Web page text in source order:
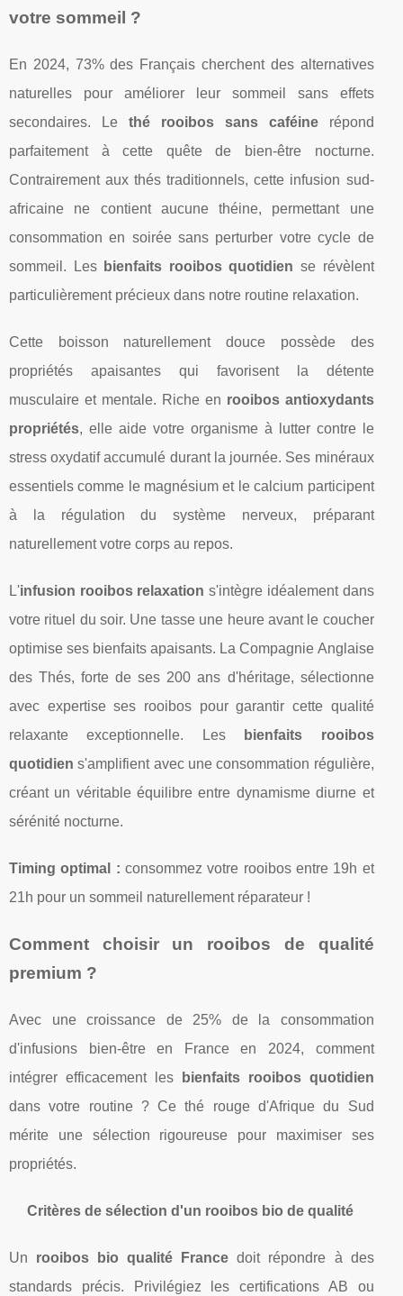
votre sommeil ?
En 2024, 73% des Français cherchent des alternatives
naturelles pour améliorer leur sommeil sans effets
secondaires. Le thé rooibos sans caféinerépond
parfaitement à cette quête de bien-être nocturne.
Contrairement aux thés traditionnels, cette infusion sud-
africaine ne contient aucune théine, permettant une
consommation en soirée sans perturber votre cycle de
sommeil. Les bienfaits rooibos quotidien se révèlent
particulièrement précieux dans notre routine relaxation.
Cette boisson naturellement douce possède des
propriétés apaisantes qui favorisent la détente
musculaire et mentale. Riche en rooibos antioxydants
propriétés, elle aide votre organisme à lutter contre le
stress oxydatif accumulé durant la journée. Ses minéraux
essentiels comme le magnésium et le calcium participent
à la régulation du système nerveux, préparant
naturellement votre corps au repos.
L'infusion rooibos relaxation s'intègre idéalement dans
votre rituel du soir. Une tasse une heure avant le coucher
optimise ses bienfaits apaisants. La Compagnie Anglaise
des Thés, forte de ses 200 ans d'héritage, sélectionne
avec expertise ses rooibos pour garantir cette qualité
relaxante exceptionnelle. Les
bienfaits rooibos
quotidien s'amplifient avec une consommation régulière,
créant un véritable équilibre entre dynamisme diurne et
sérénité nocturne.
Timing optimal : consommez votre rooibos entre 19h et
21h pour un sommeil naturellement réparateur !
Comment choisir un rooibos de qualité
premium ?
Avec une croissance de 25% de la consommation
d'infusions bien-être en France en 2024, comment
intégrer efficacement les
bienfaits rooibos quotidien
dans votre routine ? Ce thé rouge d'Afrique du Sud
mérite une sélection rigoureuse pour maximiser ses
propriétés.
Critères de sélection d'un rooibos bio de qualité
Un rooibos bio qualité France doit répondre à des
standards précis. Privilégiez les certifications AB ou